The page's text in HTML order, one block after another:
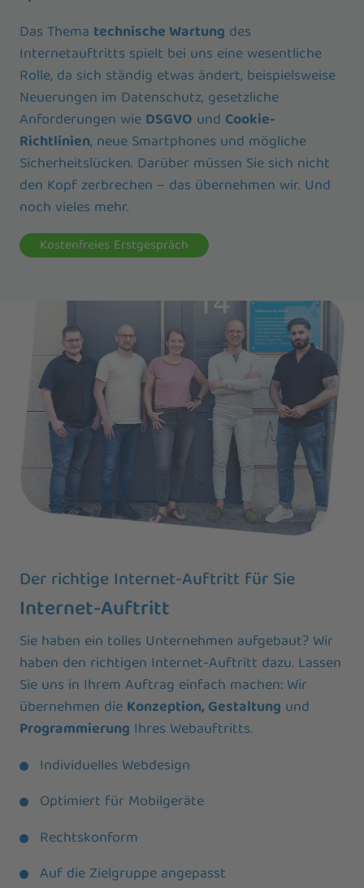
Das Thema technische Wartung des
Internetauftritts spielt bei uns eine wesentliche
Rolle, da sich ständig etwas ändert, beispielsweise
Neuerungen im Datenschutz, gesetzliche
Anforderungen wieDSGVO und Cookie-
Richtlinien, neue Smartphones und mögliche
Sicherheitslücken. Darüber müssen Sie sich nicht
den Kopf zerbrechen – das übernehmen wir. Und
noch vieles mehr.
Kostenfreies Erstgespräch
Der richtige Internet-Auftritt für Sie
Internet-Auftritt
Sie haben ein tolles Unternehmen aufgebaut? Wir
haben den richtigen Internet-Auftritt dazu. Lassen
Sie uns in Ihrem Auftrag einfach machen: Wir
übernehmen dieKonzeption, Gestaltung und
Programmierung Ihres Webauftritts.
Individuelles Webdesign
Optimiert für Mobilgeräte
Rechtskonform
Auf die Zielgruppe angepasst